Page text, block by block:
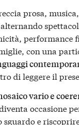
prosa,
performance
con una
di leggere il
vario e
occasione
sguardo e